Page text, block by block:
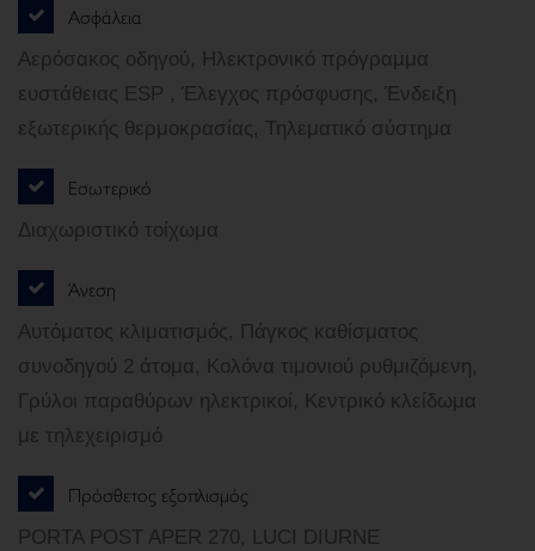
Ασφάλεια
Αερόσακος οδηγού, Ηλεκτρονικό πρόγραμμα
ευστάθειας ESP , Έλεγχος πρόσφυσης, Ένδειξη
εξωτερικής θερμοκρασίας, Τηλεματικό σύστημα
Εσωτερικό
Διαχωριστικό τοίχωμα
Άνεση
Αυτόματος κλιματισμός, Πάγκος καθίσματος
συνοδηγού 2 άτομα, Κολόνα τιμονιού ρυθμιζόμενη,
Γρύλοι παραθύρων ηλεκτρικοί, Κεντρικό κλείδωμα
με τηλεχειρισμό
Πρόσθετος εξοπλισμός
PORTA POST APER 270, LUCI DIURNE